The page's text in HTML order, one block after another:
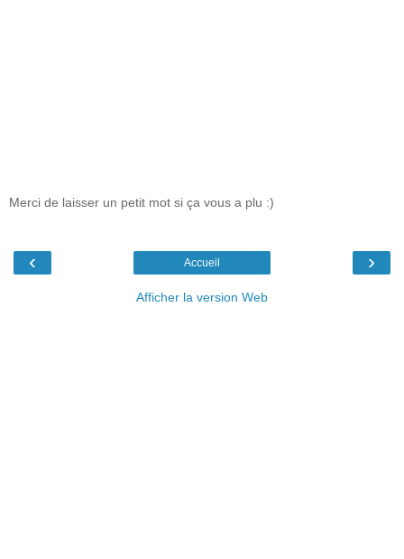
Merci de laisser un petit mot si ça vous a plu :)
‹ ›
Accueil
Afficher la version Web